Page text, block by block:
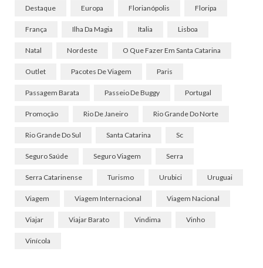
Destaque Europa Florianópolis Floripa
França Ilha Da Magia Italia Lisboa
Natal Nordeste O Que Fazer Em Santa Catarina
Outlet Pacotes De Viagem Paris
Passagem Barata Passeio De Buggy Portugal
Promoção Rio De Janeiro Rio Grande Do Norte
Rio Grande Do Sul Santa Catarina Sc
Seguro Saúde Seguro Viagem Serra
Serra Catarinense Turismo Urubici Uruguai
Viagem Viagem Internacional Viagem Nacional
Viajar Viajar Barato Vindima Vinho
Vinícola